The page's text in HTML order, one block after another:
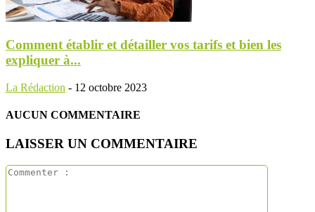
Comment établir et détailler vos tarifs et bien les
expliquer à...
La Rédaction - 12 octobre 2023
AUCUN COMMENTAIRE
LAISSER UN COMMENTAIRE